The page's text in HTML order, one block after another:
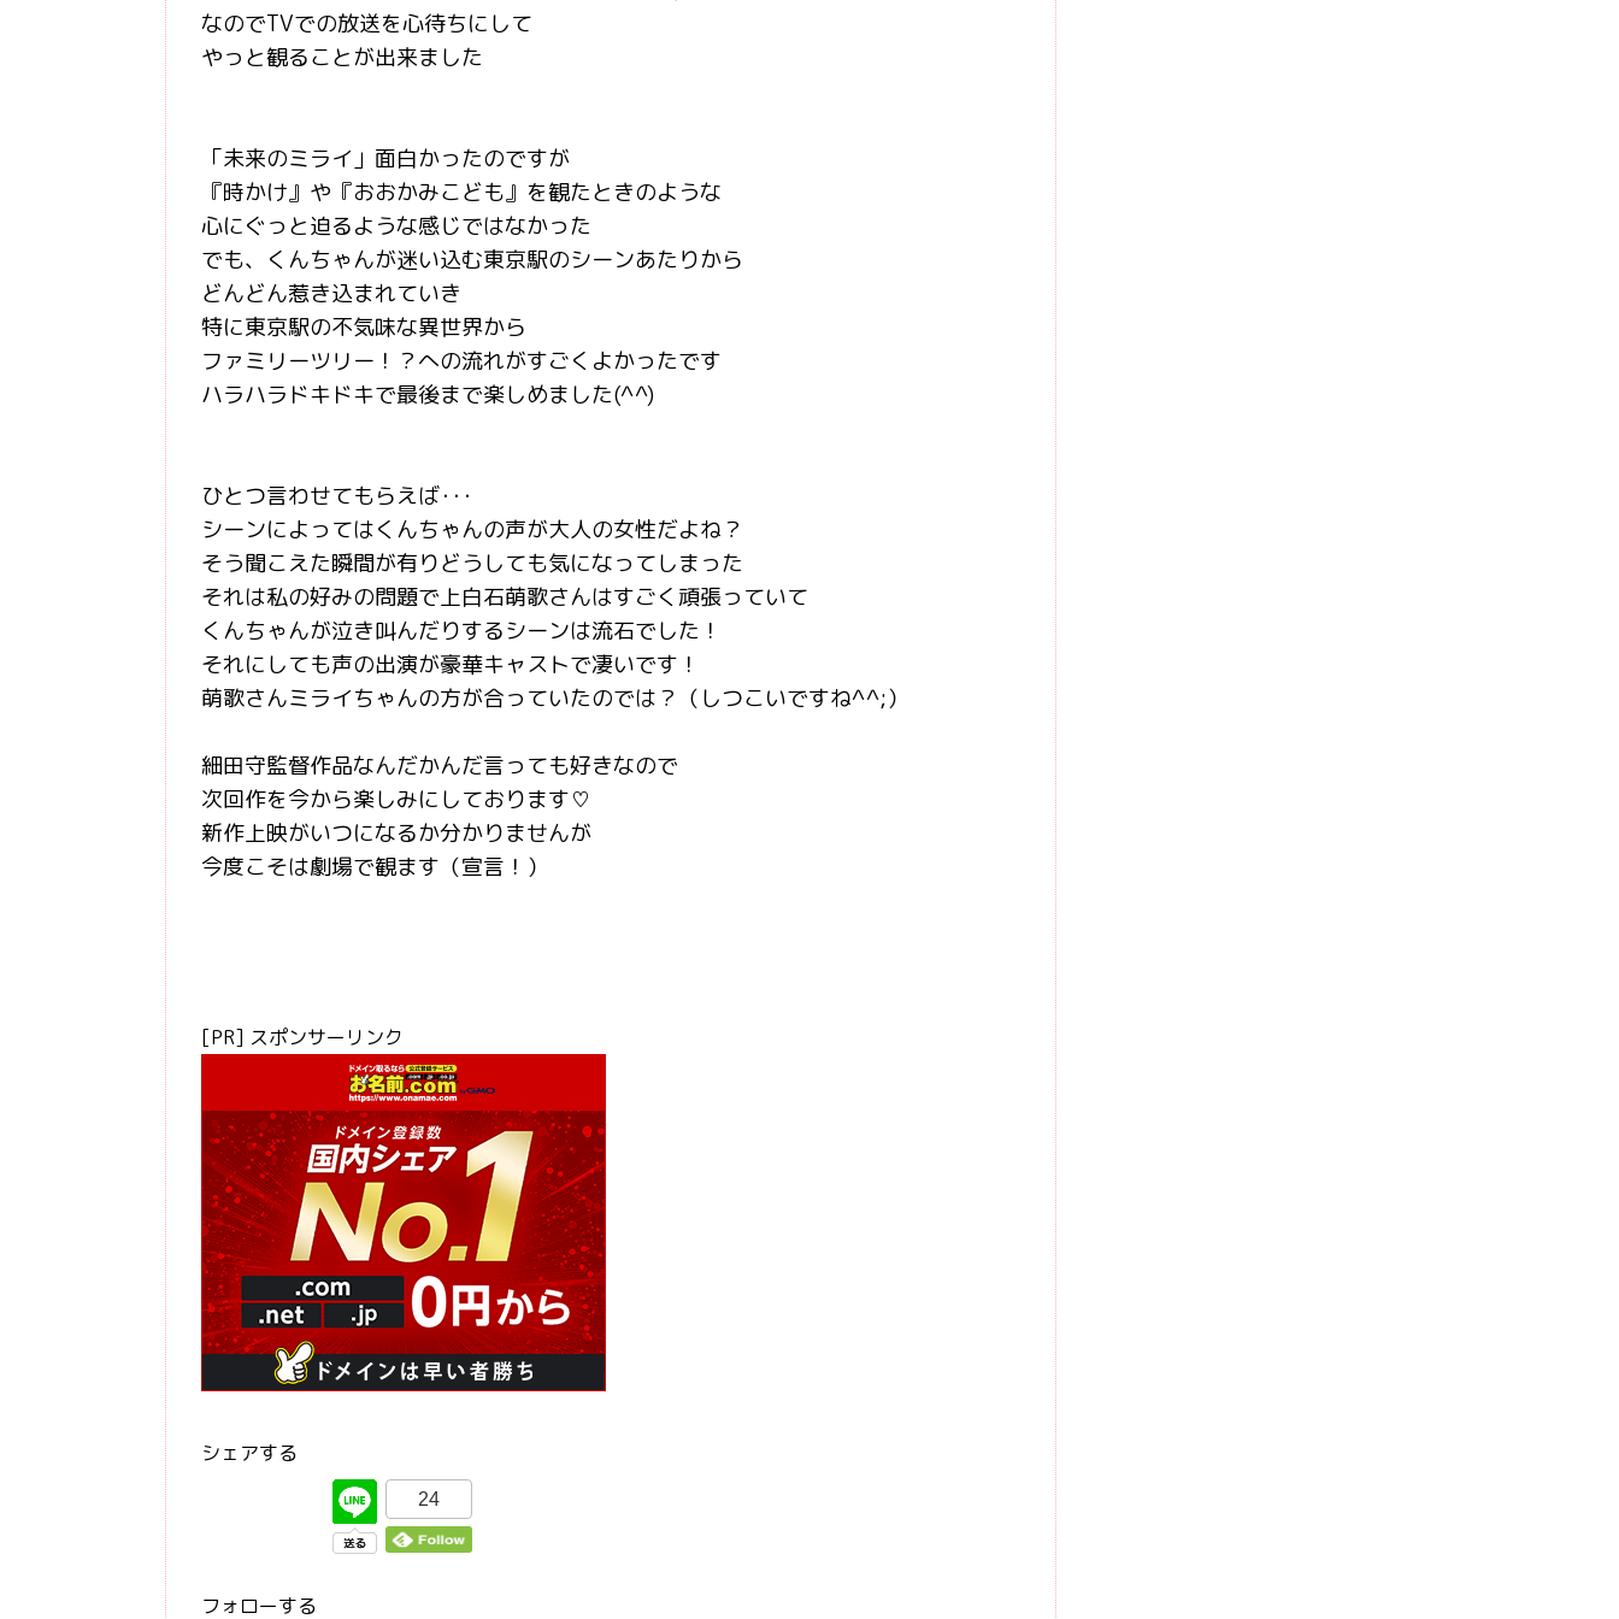
なのでTVでの放送を心待ちにして
やっと観ることが出来ました
「未来のミライ」面白かったのですが
『時かけ』や『おおかみこども』を観たときのような
心にぐっと迫るような感じではなかった
でも、くんちゃんが迷い込む東京駅のシーンあたりから
どんどん惹き込まれていき
特に東京駅の不気味な異世界から
ファミリーツリー！？への流れがすごくよかったです
ハラハラドキドキで最後まで楽しめました(^^)
ひとつ言わせてもらえば･･･
シーンによってはくんちゃんの声が大人の女性だよね？
そう聞こえた瞬間が有りどうしても気になってしまった
それは私の好みの問題で上白石萌歌さんはすごく頑張っていて
くんちゃんが泣き叫んだりするシーンは流石でした！
それにしても声の出演が豪華キャストで凄いです！
萌歌さんミライちゃんの方が合っていたのでは？（しつこいですね^^;）
細田守監督作品なんだかんだ言っても好きなので
次回作を今から楽しみにしております♡
新作上映がいつになるか分かりませんが
今度こそは劇場で観ます（宣言！）
[PR] スポンサーリンク
シェアする
24
フォローする